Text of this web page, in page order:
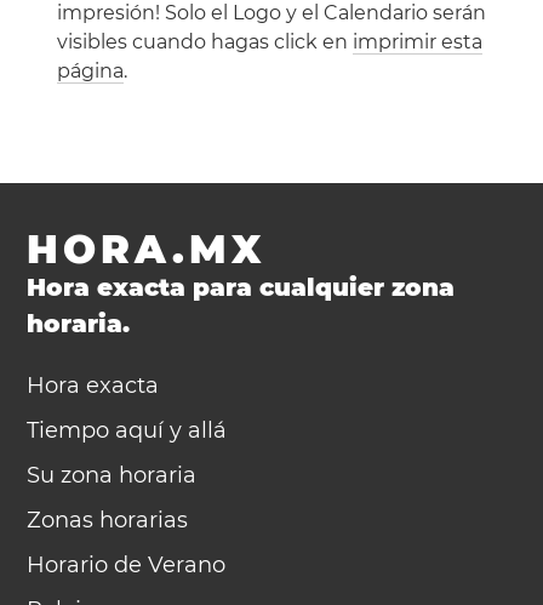
impresión! Solo el Logo y el Calendario serán
visibles cuando hagas click en imprimir esta
página.
HORA.MX
Hora exacta para cualquier zona
horaria.
Hora exacta
Tiempo aquí y allá
Su zona horaria
Zonas horarias
Horario de Verano